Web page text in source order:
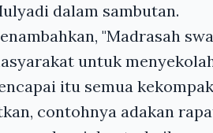
dalam sambutan.
"Madrasah
untuk
itu semua
contohnya adakan